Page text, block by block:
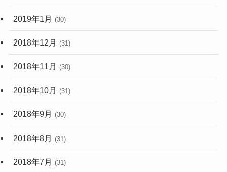
2019年1月 (30)
2018年12月 (31)
2018年11月 (30)
2018年10月 (31)
2018年9月 (30)
2018年8月 (31)
2018年7月 (31)